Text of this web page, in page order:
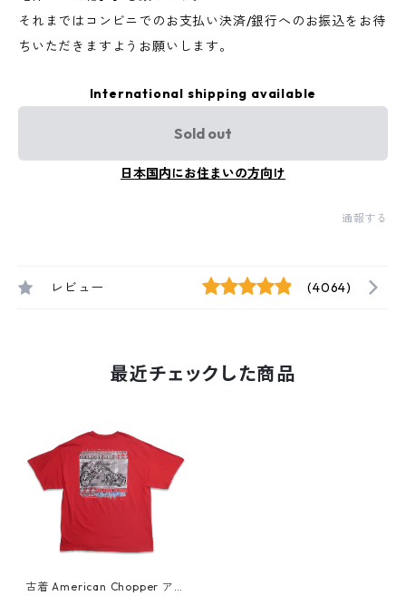
それまではコンビニでのお支払い決済/銀行へのお振込をお待
ちいただきますようお願いします。
International shipping available
Sold out
日本国内にお住まいの方向け
通報する
レビュー (4064)
最近チェックした商品
古着 American Chopper アメ